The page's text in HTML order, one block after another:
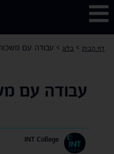
דף הבית > בלוג > עבודה עם משכורת 20000 ללא
INT College